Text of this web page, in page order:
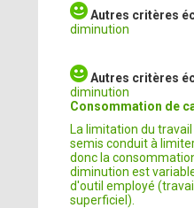
Autres critères
diminution
Autres critères
diminution
Consommation de
La limitation du
semis conduit à
donc la
diminution est
d'outil employé
superficiel).